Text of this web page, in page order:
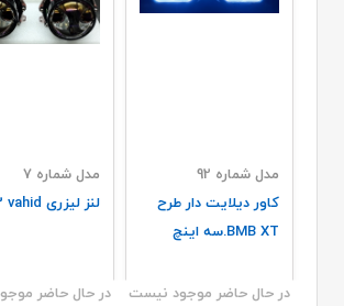
مدل شماره 92
کاور دیلایت دار طرح
BMB XT.سه اینچ
در حال حاضر موجود نیست
مدل شماره 7
لنز لیزری v3 vahid
در حال حاضر